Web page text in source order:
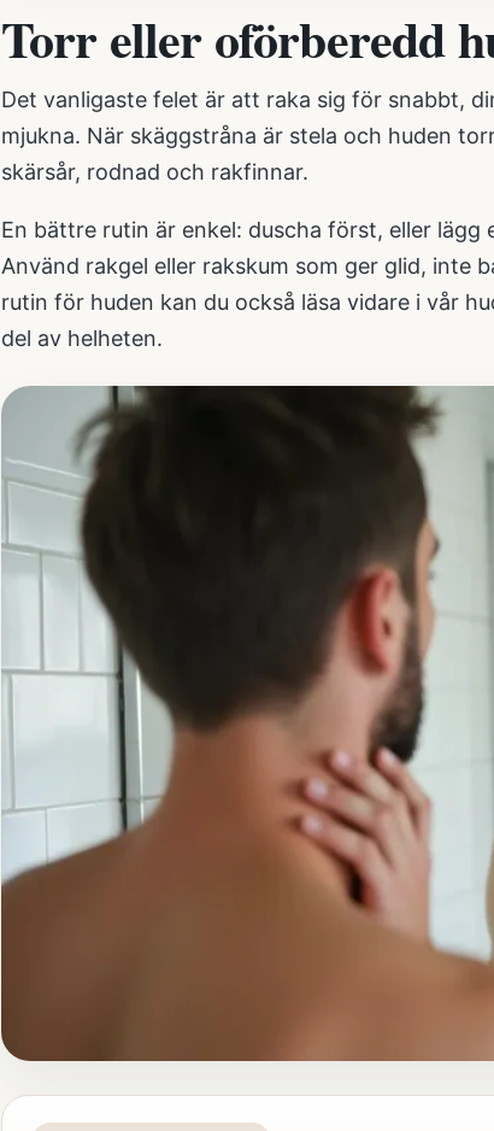
Torr eller oförberedd
Det vanligaste felet är att raka sig för snabbt,
mjukna. När skäggstråna är stela och huden
skärsår, rodnad och rakfinnar.
En bättre rutin är enkel: duscha först, eller
Använd rakgel eller rakskum som ger glid, inte
rutin för huden kan du också läsa vidare i vår
del av helheten.